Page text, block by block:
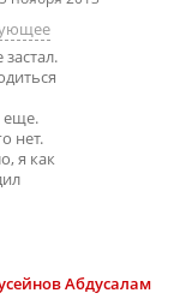
еще.
нет.
я как
Абдусалам